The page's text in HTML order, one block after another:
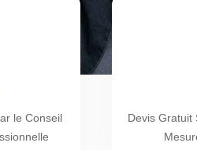
le Conseil
Devis Gratuit